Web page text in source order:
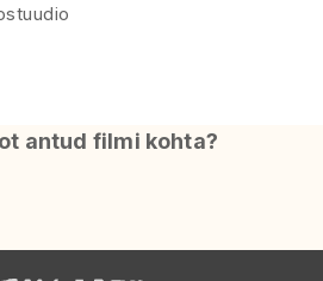
antud filmi kohta?